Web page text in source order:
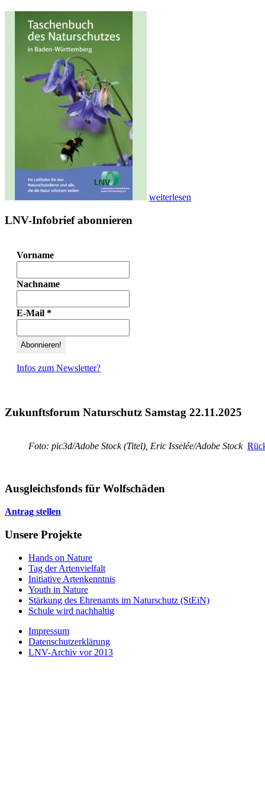
weiterlesen
LNV-Infobrief abonnieren
Vorname
Nachname
E-Mail *
Infos zum Newsletter?
Zukunftsforum Naturschutz Samstag 22.11.2025
Foto: pic3d/Adobe Stock (Titel), Eric Isselée/Adobe Stock
Ausgleichsfonds für Wolfschäden
Antrag stellen
Unsere Projekte
Hands on Nature
Tag der Artenvielfalt
Initiative Artenkenntnis
Youth in Nature
Stärkung des Ehrenamts im Naturschutz (StEiN)
Schule wird nachhaltig
Impressum
Datenschutzerklärung
LNV-Archiv vor 2013